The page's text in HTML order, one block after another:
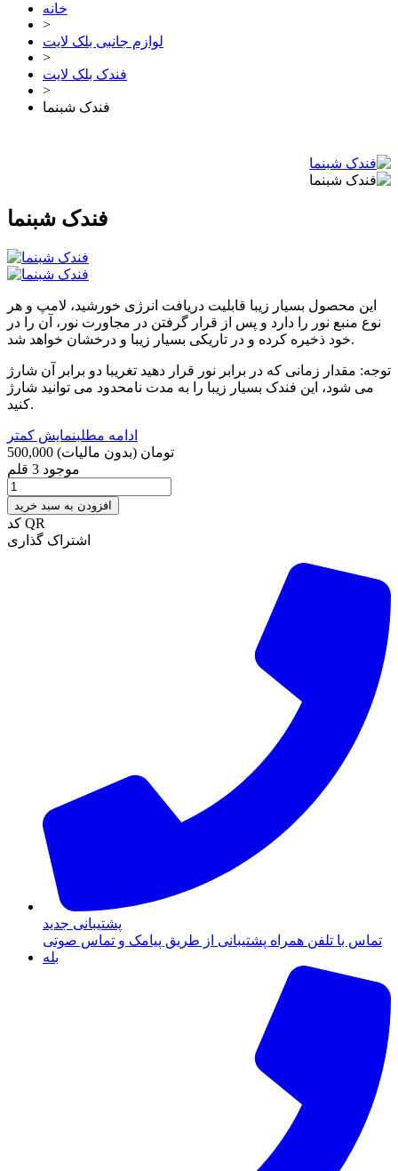
خانه
>
لوازم جانبی بلک لایت
>
فندک بلک لایت
>
فندک شبنما
فندک شبنما
این محصول بسیار زیبا قابلیت دریافت انرژی خورشید، لامپ و هر
نوع منبع نور را دارد و پس از قرار گرفتن در مجاورت نور، آن را در
خود ذخیره کرده و در تاریکی بسیار زیبا و درخشان خواهد شد.
توجه: مقدار زمانی که در برابر نور قرار دهید تغریبا دو برابر آن شارژ
می شود، این فندک بسیار زیبا را به مدت نامحدود می توانید شارژ
کنید.
ادامه مطلبنمایش کمتر
500,000 تومان (بدون مالیات)
موجود 3 قلم
افزودن به سبد خرید
کد QR
اشتراک گذاری
پشتیبانی جدید
تماس با تلفن همراه پشتیبانی از طریق پیامک و تماس صوتی
بله